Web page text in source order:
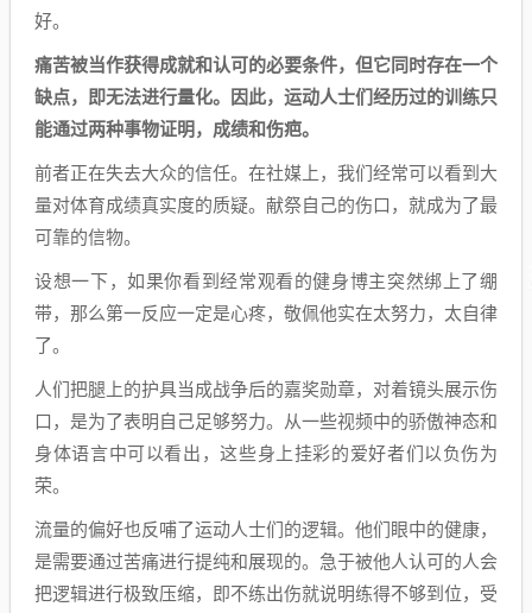
好。
痛苦被当作获得成就和认可的必要条件，但它同时存在一个
缺点，即无法进行量化。因此，运动人士们经历过的训练只
能通过两种事物证明，成绩和伤疤。
前者正在失去大众的信任。在社媒上，我们经常可以看到大
量对体育成绩真实度的质疑。献祭自己的伤口，就成为了最
可靠的信物。
设想一下，如果你看到经常观看的健身博主突然绑上了绷
带，那么第一反应一定是心疼，敬佩他实在太努力，太自律
了。
人们把腿上的护具当成战争后的嘉奖勋章，对着镜头展示伤
口，是为了表明自己足够努力。从一些视频中的骄傲神态和
身体语言中可以看出，这些身上挂彩的爱好者们以负伤为
荣。
流量的偏好也反哺了运动人士们的逻辑。他们眼中的健康，
是需要通过苦痛进行提纯和展现的。急于被他人认可的人会
把逻辑进行极致压缩，即不练出伤就说明练得不够到位，受